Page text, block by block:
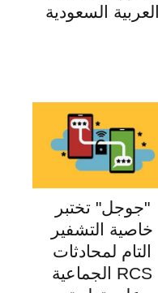
العربية السعودية
"جوجل" تختبر
خاصية التشفير
التام لمحادثات
RCS الجماعية